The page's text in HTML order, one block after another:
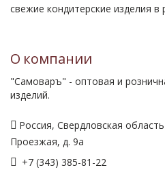
свежие кондитерские изделия
О компании
"Самоваръ" - оптовая и
изделий.
Россия, Свердловская область
Проезжая, д. 9а
+7 (343) 385-81-22